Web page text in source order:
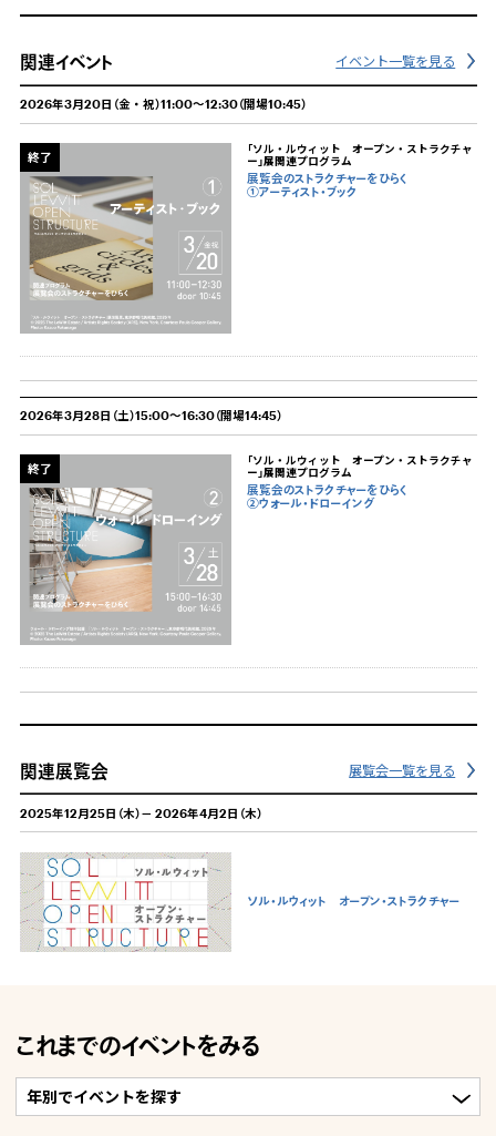
関連イベント イベント一覧を見る
2026年3月20日（金・祝）11:00～12:30（開場10:45）
終了
「ソル・ルウィット オープン・ストラクチャ
ー」展関連プログラム
展覧会のストラクチャーをひらく
①アーティスト・ブック
2026年3月28日（土）15:00～16:30（開場14:45）
終了
「ソル・ルウィット オープン・ストラクチャ
ー」展関連プログラム
展覧会のストラクチャーをひらく
②ウォール・ドローイング
関連展覧会 展覧会一覧を見る
2025年12月25日（木）－ 2026年4月2日（木）
ソル・ルウィット オープン・ストラクチャー
これまでのイベントをみる